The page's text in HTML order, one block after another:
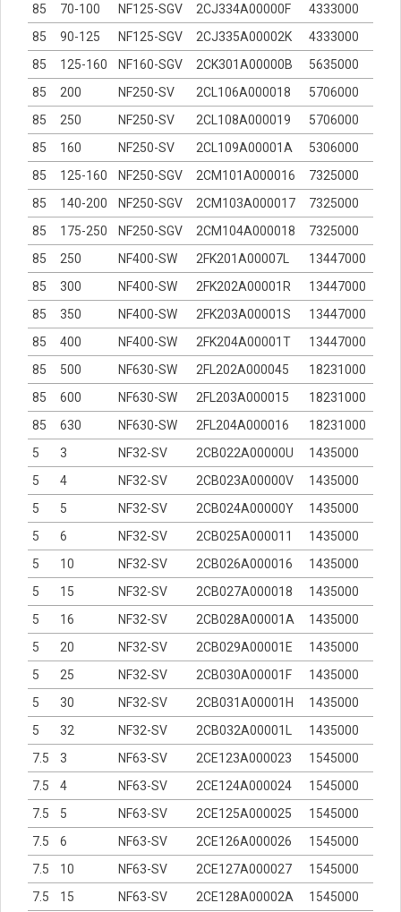
85
70-100 NF125-SGV 2CJ334A00000F
4333000
85
90-125 NF125-SGV 2CJ335A00002K
4333000
85
125-160 NF160-SGV 2CK301A00000B
5635000
85
200 NF250-SV 2CL106A000018
5706000
85
250 NF250-SV 2CL108A000019
5706000
85
160 NF250-SV 2CL109A00001A
5306000
85
125-160 NF250-SGV 2CM101A000016
7325000
85
140-200 NF250-SGV 2CM103A000017
7325000
85
175-250 NF250-SGV 2CM104A000018
7325000
85
250 NF400-SW 2FK201A00007L
13447000
85
300 NF400-SW 2FK202A00001R
13447000
85
350 NF400-SW 2FK203A00001S
13447000
85
400 NF400-SW 2FK204A00001T
13447000
85
500 NF630-SW 2FL202A000045
18231000
85
600 NF630-SW 2FL203A000015
18231000
85
630 NF630-SW 2FL204A000016
18231000
5
3 NF32-SV 2CB022A00000U
1435000
5
4 NF32-SV 2CB023A00000V
1435000
5
5 NF32-SV 2CB024A00000Y
1435000
5
6 NF32-SV 2CB025A000011
1435000
5
10 NF32-SV 2CB026A000016
1435000
5
15 NF32-SV 2CB027A000018
1435000
5
16 NF32-SV 2CB028A00001A
1435000
5
20 NF32-SV 2CB029A00001E
1435000
5
25 NF32-SV 2CB030A00001F
1435000
5
30 NF32-SV 2CB031A00001H
1435000
5
32 NF32-SV 2CB032A00001L
1435000
7.5
3 NF63-SV 2CE123A000023
1545000
7.5
4 NF63-SV 2CE124A000024
1545000
7.5
5 NF63-SV 2CE125A000025
1545000
7.5
6 NF63-SV 2CE126A000026
1545000
7.5
10 NF63-SV 2CE127A000027
1545000
7.5
15 NF63-SV 2CE128A00002A 1545000